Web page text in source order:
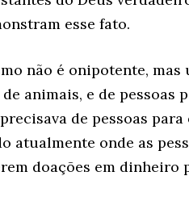
esse fato.
não é onipotente, mas
animais, e de pessoas
de pessoas
atualmente onde as
doações em dinheiro